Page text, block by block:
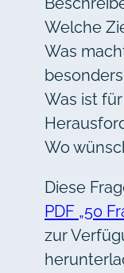
Welche
Was
Was ist
Wo
Diese
PDF „50
zur